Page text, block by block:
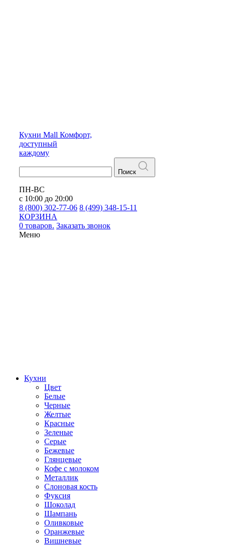
Кухни Mall Комфорт,
доступный
каждому
Поиск
ПН-ВС
с 10:00 до 20:00
8 (800) 302-77-06 8 (499) 348-15-11
КОРЗИНА
0 товаров. Заказать звонок
Меню
Кухни
Цвет
Белые
Черные
Желтые
Красные
Зеленые
Серые
Бежевые
Глянцевые
Кофе с молоком
Металлик
Слоновая кость
Фуксия
Шоколад
Шампань
Оливковые
Оранжевые
Вишневые